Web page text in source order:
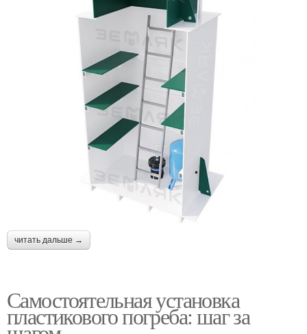
читать дальше →
Самостоятельная установка
пластикового погреба: шаг за